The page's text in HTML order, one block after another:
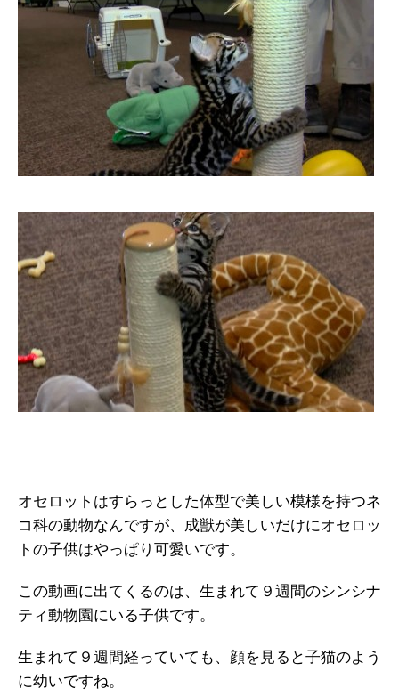
オセロットはすらっとした体型で美しい模様を持つネ
コ科の動物なんですが、成獣が美しいだけにオセロッ
トの子供はやっぱり可愛いです。
この動画に出てくるのは、生まれて９週間のシンシナ
ティ動物園にいる子供です。
生まれて９週間経っていても、顔を見ると子猫のよう
に幼いですね。